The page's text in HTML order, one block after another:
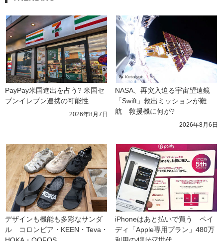
PayPay米国進出を占う? 米国セ
ブンイレブン連携の可能性
2026年8月7日
NASA、再突入迫る宇宙望遠鏡
「Swift」救出ミッションが難
航　救援機に何が?
2026年8月6日
デザインも機能も多彩なサンダ
ル　コロンビア・KEEN・Teva・
iPhoneはあと払いで買う　ペイ
ディ「Apple専用プラン」480万